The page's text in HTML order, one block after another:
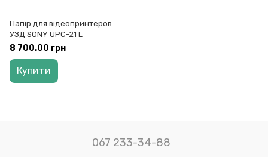
Папір для відеопринтеров
УЗД SONY UPC-21 L
8 700.00 грн
Купити
067 233-34-88